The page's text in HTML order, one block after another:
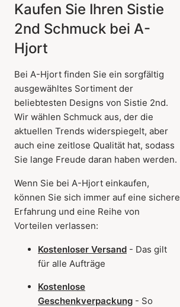
Kaufen Sie Ihren Sistie
2nd Schmuck bei A-
Hjort
Bei A-Hjort finden Sie ein sorgfältig
ausgewähltes Sortiment der
beliebtesten Designs von Sistie 2nd.
Wir wählen Schmuck aus, der die
aktuellen Trends widerspiegelt, aber
auch eine zeitlose Qualität hat, sodass
Sie lange Freude daran haben werden.
Wenn Sie bei A-Hjort einkaufen,
können Sie sich immer auf eine sichere
Erfahrung und eine Reihe von
Vorteilen verlassen:
Kostenloser Versand - Das gilt
für alle Aufträge
Kostenlose
Geschenkverpackung - So